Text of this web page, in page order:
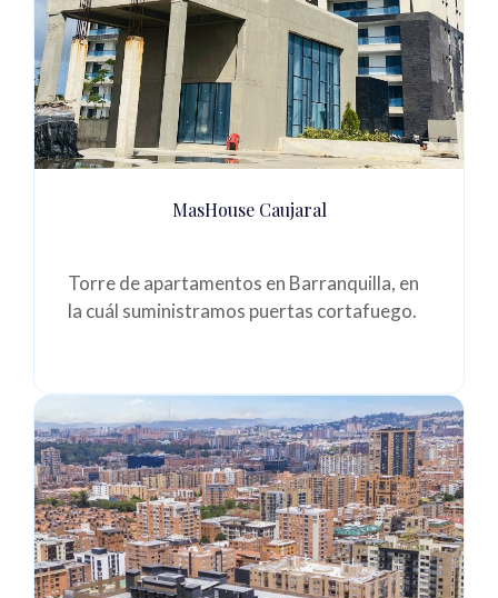
MasHouse Caujaral
Torre de apartamentos en Barranquilla, en
la cuál suministramos puertas cortafuego.